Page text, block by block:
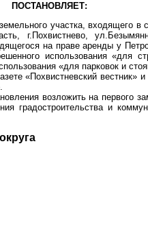
ПОСТАНОВЛЯЕТ:
участка, входящего в
г.Похвистнево,
на праве аренды у
использования «для
«для парковок и
«Похвистневский вестник»
возложить на первого
градостроительства и
округа